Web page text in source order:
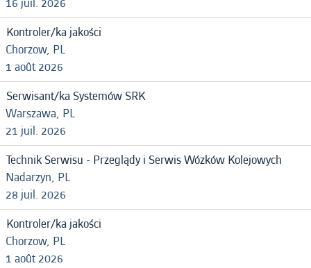
Kontroler/ka jakości
Chorzow, PL
1 août 2026
Serwisant/ka Systemów SRK
Warszawa, PL
21 juil. 2026
Technik Serwisu - Przeglądy i Serwis Wózków Kolejowych
Nadarzyn, PL
28 juil. 2026
Kontroler/ka jakości
Chorzow, PL
1 août 2026